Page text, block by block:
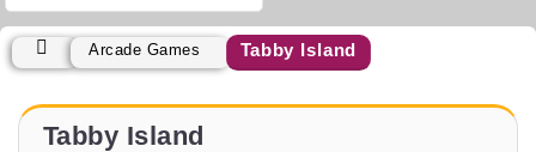
Arcade Games Tabby Island
Tabby Island